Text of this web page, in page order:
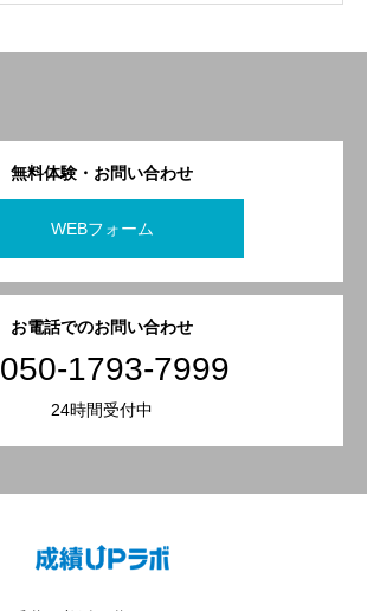
無料体験・お問い合わせ
WEBフォーム
お電話でのお問い合わせ
050-1793-7999
24時間受付中